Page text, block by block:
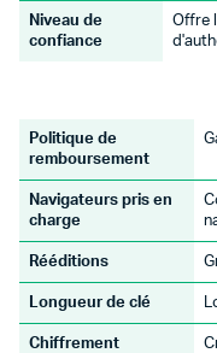
Niveau de
confiance
Offre
Politique de
remboursement
Navigateurs pris en
charge
Rééditions
Longueur de clé
Chiffrement